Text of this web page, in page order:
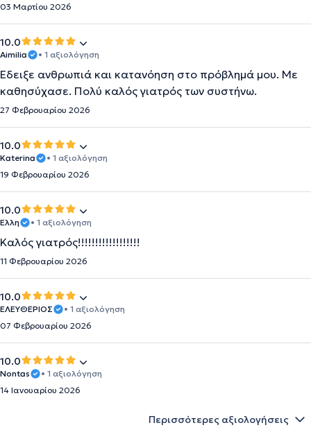
03 Μαρτίου 2026
10.0
Aimilia • 1 αξιολόγηση
Έδειξε ανθρωπιά και κατανόηση στο πρόβλημά μου. Με
καθησύχασε. Πολύ καλός γιατρός των συστήνω.
27 Φεβρουαρίου 2026
10.0
Katerina
• 1 αξιολόγηση
19 Φεβρουαρίου 2026
10.0
Ελλη • 1 αξιολόγηση
Καλός γιατρός!!!!!!!!!!!!!!!!!!
11 Φεβρουαρίου 2026
10.0
ΕΛΕΥΘΕΡΙΟΣ
• 1 αξιολόγηση
07 Φεβρουαρίου 2026
10.0
Nontas
• 1 αξιολόγηση
14 Ιανουαρίου 2026
Περισσότερες αξιολογήσεις